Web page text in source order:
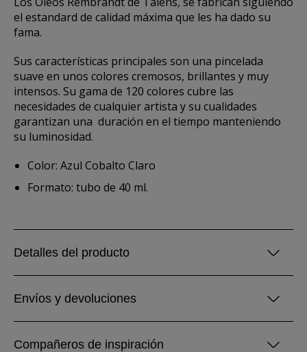
el estandard de calidad máxima que les ha dado su
fama.
Sus características principales son una pincelada
suave en unos colores cremosos, brillantes y muy
intensos. Su gama de 120 colores cubre las
necesidades de cualquier artista y su cualidades
garantizan una duración en el tiempo manteniendo
su luminosidad.
Color: Azul Cobalto Claro
Formato: tubo de 40 ml.
Detalles del producto
Envíos y devoluciones
Compañeros de inspiración